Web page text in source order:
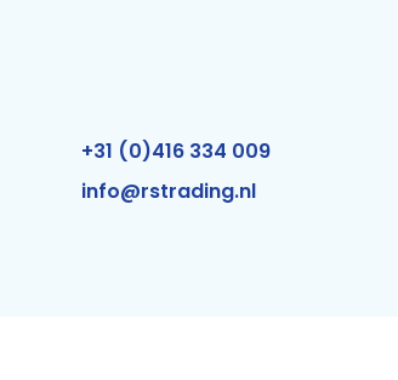
+31 (0)416 334 009
info@rstrading.nl